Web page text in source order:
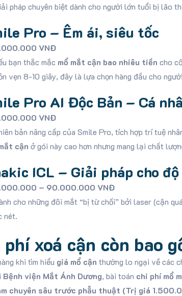
pháp chuyên biệt dành cho người lớn tuổi bị lão
Pro – Êm ái, siêu tốc
VNĐ
bạn thắc mắc mổ mắt cận bao nhiêu tiền cho
vẹn 8-10 giây, đây là lựa chọn hàng đầu cho
Pro AI Độc Bản – Cá
VNĐ
bản nâng cấp của Smile Pro, tích hợp trí tuệ
cận ở gói này cao hơn nhưng mang lại chất
ICL – Giải pháp cho độ
– 90.000.000 VNĐ
cho những đôi mắt “bị từ chối” bởi laser (cận
nét.
xoá cận còn bao
khi tìm hiểu giá mổ cận thường lo ngại về các
Bệnh viện Mắt Ánh Dương, bài toán chi phí mổ
chuyên sâu trước phẫu thuật (Trị giá